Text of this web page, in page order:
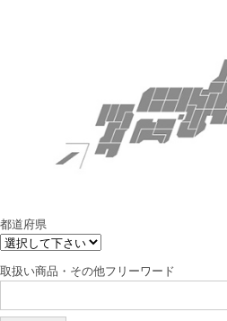
都道府県
取扱い商品・その他フリーワード